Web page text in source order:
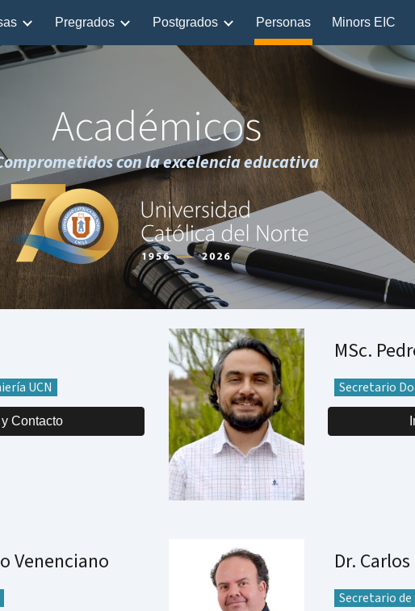
main content Skip to navigation
Pregrados Postgrados Personas Minors EIC
Académicos
con la excelencia educativa
UCN
y Contacto
MSc.
Secretario
Venenciano Dr.
Secretario